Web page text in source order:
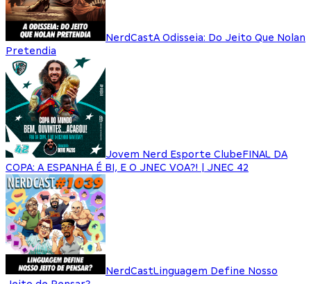
NerdCastA Odisseia: Do Jeito Que Nolan
Pretendia
Jovem Nerd Esporte ClubeFINAL DA
COPA: A ESPANHA É BI, E O JNEC VOA?! | JNEC 42
NerdCastLinguagem Define Nosso